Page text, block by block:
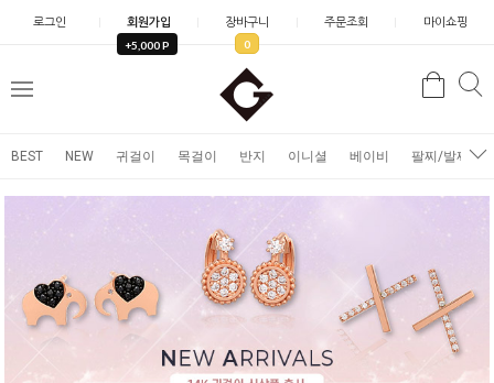
로그인 회원가입
+5,000 P
장바구니
0
주문조회 마이쇼핑
메
검
BEST NEW 귀걸이 목걸이 반지 이니셜 베이비 팔찌/발찌